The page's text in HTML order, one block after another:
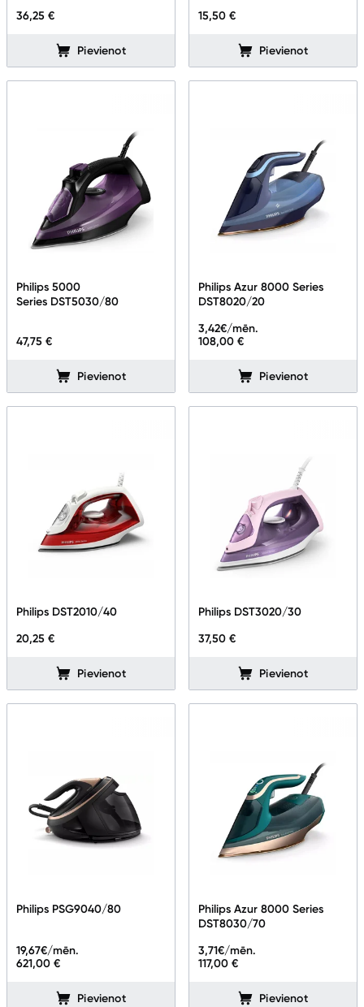
Sports un atpūta
Ražotāju atjaunota tehnika
Vēlmju saraksts
Blogs
Piegāde un apmaksa
Tehnikas izvešana
Tet pakalpojumi
Informācija
36,25 €
Pievienot
15,50 €
Pievienot
Philips 5000
Series DST5030/80
47,75 €
Pievienot
Philips Azur 8000 Series
DST8020/20
108,00 €
3,42€/mēn.
Pievienot
Philips DST2010/40
20,25 €
Pievienot
Philips DST3020/30
37,50 €
Pievienot
Philips PSG9040/80
621,00 €
19,67€/mēn.
Pievienot
Philips Azur 8000 Series
DST8030/70
117,00 €
3,71€/mēn.
Pievienot